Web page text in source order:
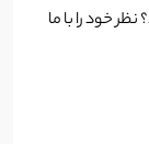
خود را با ما